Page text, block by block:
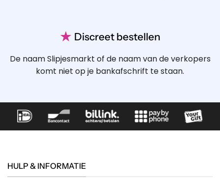
★ Discreet bestellen
De naam Slipjesmarkt of de naam van de verkopers
komt niet op je bankafschrift te staan.
HULP & INFORMATIE